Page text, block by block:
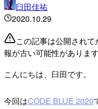
臼田佳祐
2020.10.29
この記事は公開され
報が古い可能性がありま
こんにちは、臼田です。
今回はCODE BLUE 2020